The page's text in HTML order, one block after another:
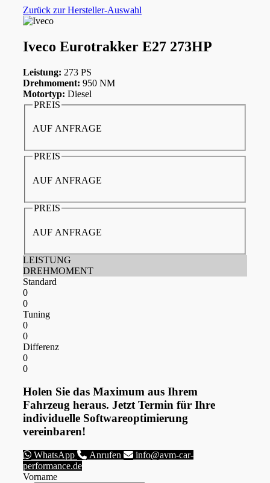
Zurück zur Hersteller-Auswahl
Iveco Eurotrakker E27 273HP
Leistung: 273 PS
Drehmoment: 950 NM
Motortyp: Diesel
PREIS
AUF ANFRAGE
PREIS
AUF ANFRAGE
PREIS
AUF ANFRAGE
LEISTUNG
DREHMOMENT
Standard
0
0
Tuning
0
0
Differenz
0
0
Holen Sie das Maximum aus Ihrem
Fahrzeug heraus. Jetzt Termin für Ihre
individuelle Softwareoptimierung
vereinbaren!
WhatsApp Anrufen
info@avm-car-
performance.de
Vorname